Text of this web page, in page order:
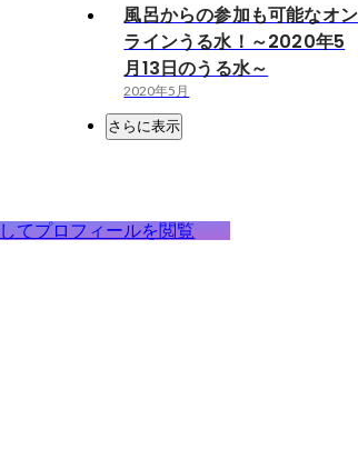
風呂からの参加も可能なオン
ラインうる水！～2020年5
月13日のうる水～
2020年5月
さらに表示
てプロフィールを閲覧